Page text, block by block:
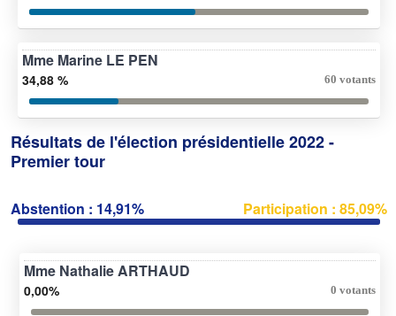
Mme Marine LE PEN
34,88 % 60 votants
Résultats de l'élection présidentielle 2022 -
Premier tour
Abstention : 14,91% Participation : 85,09%
Mme Nathalie ARTHAUD
0,00% 0 votants